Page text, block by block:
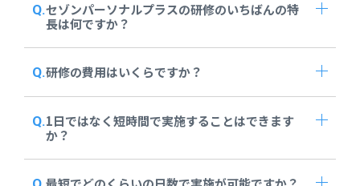
セゾンパーソナルプラスの研修のいちばんの特
長は何ですか？
研修の費用はいくらですか？
1日ではなく短時間で実施することはできます
か？